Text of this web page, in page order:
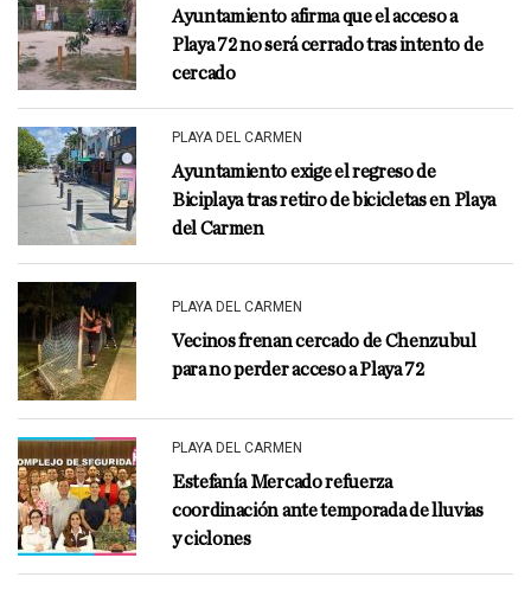
Ayuntamiento afirma que el acceso a
Playa 72 no será cerrado tras intento de
cercado
PLAYA DEL CARMEN
Ayuntamiento exige el regreso de
Biciplaya tras retiro de bicicletas en Playa
del Carmen
PLAYA DEL CARMEN
Vecinos frenan cercado de Chenzubul
para no perder acceso a Playa 72
PLAYA DEL CARMEN
Estefanía Mercado refuerza
coordinación ante temporada de lluvias
y ciclones